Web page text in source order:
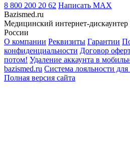
8 800 200 20 62 Написать MAX
Bazismed.ru
Медицинский интернет-дискаунтер
России
О компании Реквизиты Гарантии
конфиденциальности Договор
потом! Удаление аккаунта в
bazismed.ru Система лояльности
Полная версия сайта